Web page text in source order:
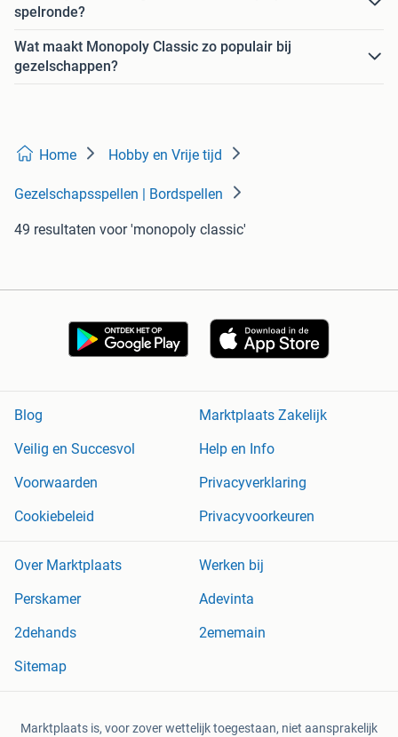
spelronde?
Wat maakt Monopoly Classic zo populair bij
gezelschappen?
Home Hobby en Vrije tijd
Gezelschapsspellen | Bordspellen
49 resultaten voor 'monopoly classic'
Blog
Marktplaats Zakelijk
Veilig en Succesvol
Help en Info
Voorwaarden
Privacyverklaring
Cookiebeleid
Privacyvoorkeuren
Over Marktplaats
Werken bij
Perskamer
Adevinta
2dehands
2ememain
Sitemap
Marktplaats is, voor zover wettelijk toegestaan, niet aansprakelijk